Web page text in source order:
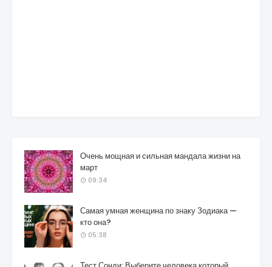
Очень мощная и сильная мандала жизни на
март
09:34
Самая умная женщина по знаку Зодиака —
кто она?
05:38